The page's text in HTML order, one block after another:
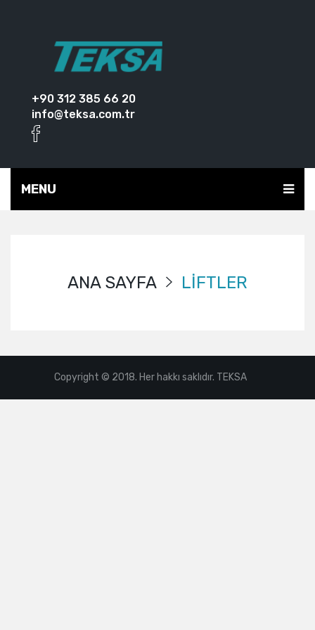
+90 312 385 66 20
info@teksa.com.tr
MENU
ANA SAYFA LİFTLER
Copyright © 2018. Her hakkı saklıdır. TEKSA